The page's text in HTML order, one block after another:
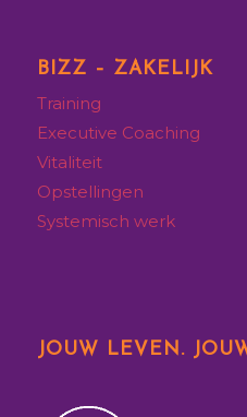
BIZZ – ZAKELIJK
Training
Executive Coaching
Vitaliteit
Opstellingen
Systemisch werk
JOUW LEVEN.